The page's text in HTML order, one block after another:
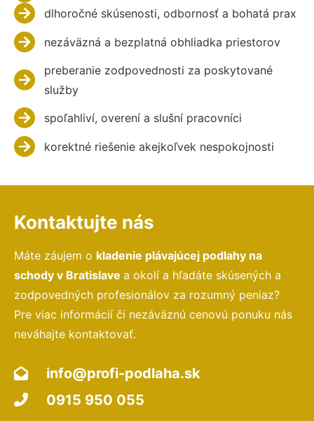
dlhoročné skúsenosti, odbornosť a bohatá prax
nezáväzná a bezplatná obhliadka priestorov
preberanie zodpovednosti za poskytované
služby
spoľahliví, overení a slušní pracovníci
korektné riešenie akejkoľvek nespokojnosti
Kontaktujte nás
Máte záujem o kladenie plávajúcej podlahy na
schody v Bratislave a okolí a hľadáte skúsených a
zodpovedných profesionálov za rozumný peniaz?
Pre viac informácií či nezáväznú cenovú ponuku nás
neváhajte kontaktovať.
info@profi-podlaha.sk
0915 950 055